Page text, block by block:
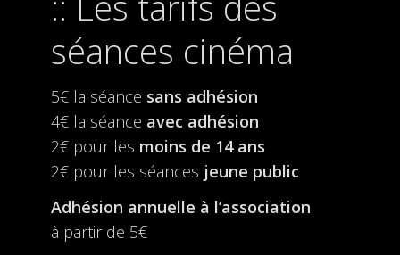
séances cinéma
5€ la séance sans adhésion
4€ la séance avec adhésion
2€ pour les moins de 14 ans
2€ pour les séances jeune public
Adhésion annuelle à l’association
à partir de 5€